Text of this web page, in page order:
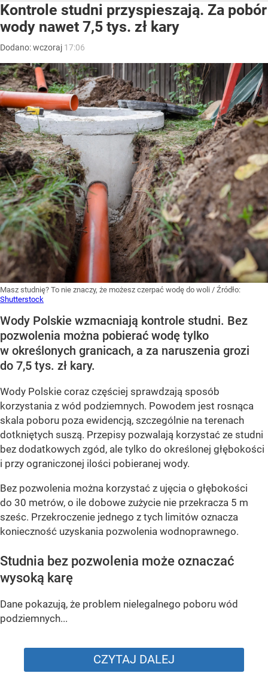
Kontrole studni przyspieszają. Za pobór
wody nawet 7,5 tys. zł kary
Dodano:wczoraj 17:06
Masz studnię? To nie znaczy, że możesz czerpać wodę do woli / Źródło:
Shutterstock
Wody Polskie wzmacniają kontrole studni. Bez
pozwolenia można pobierać wodę tylko
w określonych granicach, a za naruszenia grozi
do 7,5 tys. zł kary.
Wody Polskie coraz częściej sprawdzają sposób
korzystania z wód podziemnych. Powodem jest rosnąca
skala poboru poza ewidencją, szczególnie na terenach
dotkniętych suszą. Przepisy pozwalają korzystać ze studni
bez dodatkowych zgód, ale tylko do określonej głębokości
i przy ograniczonej ilości pobieranej wody.
Bez pozwolenia można korzystać z ujęcia o głębokości
do 30 metrów, o ile dobowe zużycie nie przekracza 5 m
sześc. Przekroczenie jednego z tych limitów oznacza
konieczność uzyskania pozwolenia wodnoprawnego.
Studnia bez pozwolenia może oznaczać
wysoką karę
Dane pokazują, że problem nielegalnego poboru wód
podziemnych...
CZYTAJ DALEJ